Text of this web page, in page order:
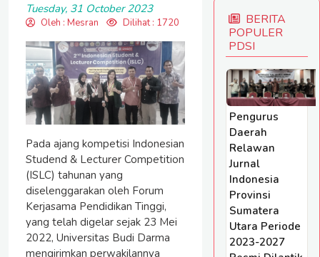
Tuesday, 31 October 2023
Oleh : Mesran Dilihat : 1720
Pada ajang kompetisi Indonesian
Studend & Lecturer Competition
(ISLC) tahunan yang
diselenggarakan oleh Forum
Kerjasama Pendidikan Tinggi,
yang telah digelar sejak 23 Mei
2022, Universitas Budi Darma
mengirimkan perwakilannya
BERITA
POPULER
PDSI
Pengurus
Daerah
Relawan
Jurnal
Indonesia
Provinsi
Sumatera
Utara Periode
2023-2027